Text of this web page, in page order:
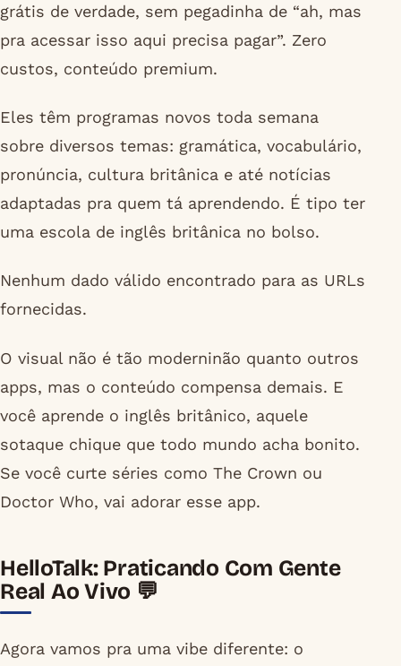
grátis de verdade, sem pegadinha de “ah, mas
pra acessar isso aqui precisa pagar”. Zero
custos, conteúdo premium.
Eles têm programas novos toda semana
sobre diversos temas: gramática, vocabulário,
pronúncia, cultura britânica e até notícias
adaptadas pra quem tá aprendendo. É tipo ter
uma escola de inglês britânica no bolso.
Nenhum dado válido encontrado para as URLs
fornecidas.
O visual não é tão moderninão quanto outros
apps, mas o conteúdo compensa demais. E
você aprende o inglês britânico, aquele
sotaque chique que todo mundo acha bonito.
Se você curte séries como The Crown ou
Doctor Who, vai adorar esse app.
HelloTalk: Praticando Com Gente
Real Ao Vivo 💬
Agora vamos pra uma vibe diferente: o